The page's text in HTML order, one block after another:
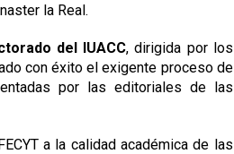
la Real.
del IUACC, dirigida por los
con éxito el exigente proceso de
por las editoriales de las
a la calidad académica de las